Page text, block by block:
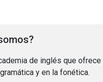
de inglés que
y en la fonética.